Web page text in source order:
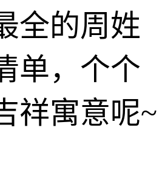
全的周姓
单，个个
祥寓意呢~